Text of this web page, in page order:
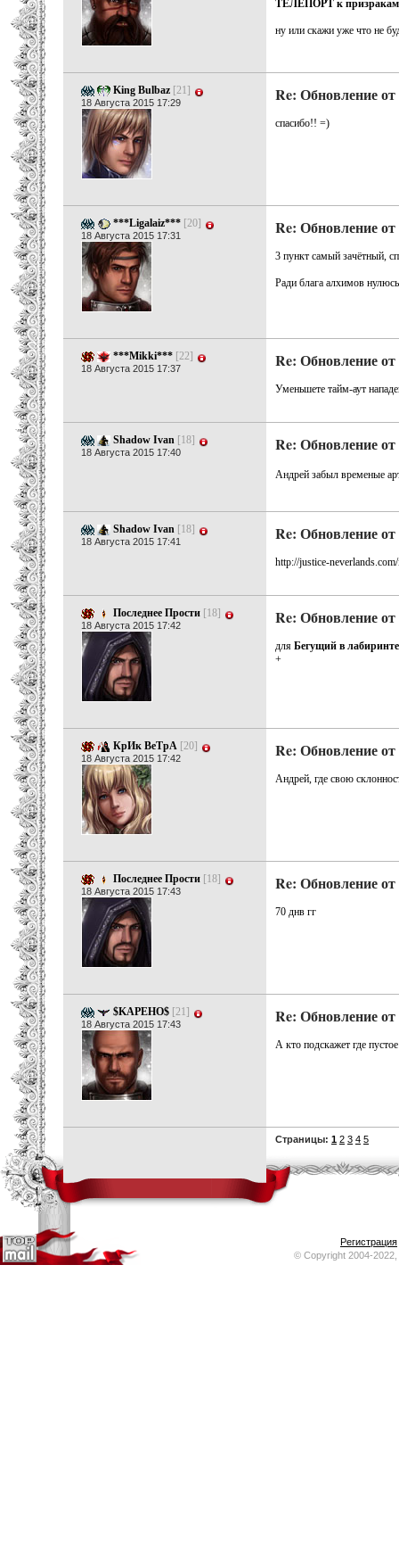
ТЕЛЕПОРТ к призракам
ну или скажи уже что не
King Bulbaz [21]
18 Августа 2015 17:29 Re: Обновление от
спасибо!! =)
***Ligalaiz*** [20]
18 Августа 2015 17:31 Re: Обновление от
3 пункт самый зачётный,
Ради блага алхимов
***Mikki*** [22]
18 Августа 2015 17:37 Re: Обновление от
Уменьшете тайм-аут
Shadow Ivan [18]
18 Августа 2015 17:40 Re: Обновление от
Андрей забыл временые
Shadow Ivan [18]
18 Августа 2015 17:41 Re: Обновление от
http://justice-
Последнее Прости [18]
18 Августа 2015 17:42 Re: Обновление от
для Бегущий в лабиринте
+
КрИк ВеТрА [20]
18 Августа 2015 17:42 Re: Обновление от
Андрей, где свою
Последнее Прости [18]
18 Августа 2015 17:43 Re: Обновление от
70 днв гг
$KAPEHO$ [21]
18 Августа 2015 17:43 Re: Обновление от
А кто подскажет где
Страницы: 1 2 3 4 5
Регистрация
© Copyright 2004-